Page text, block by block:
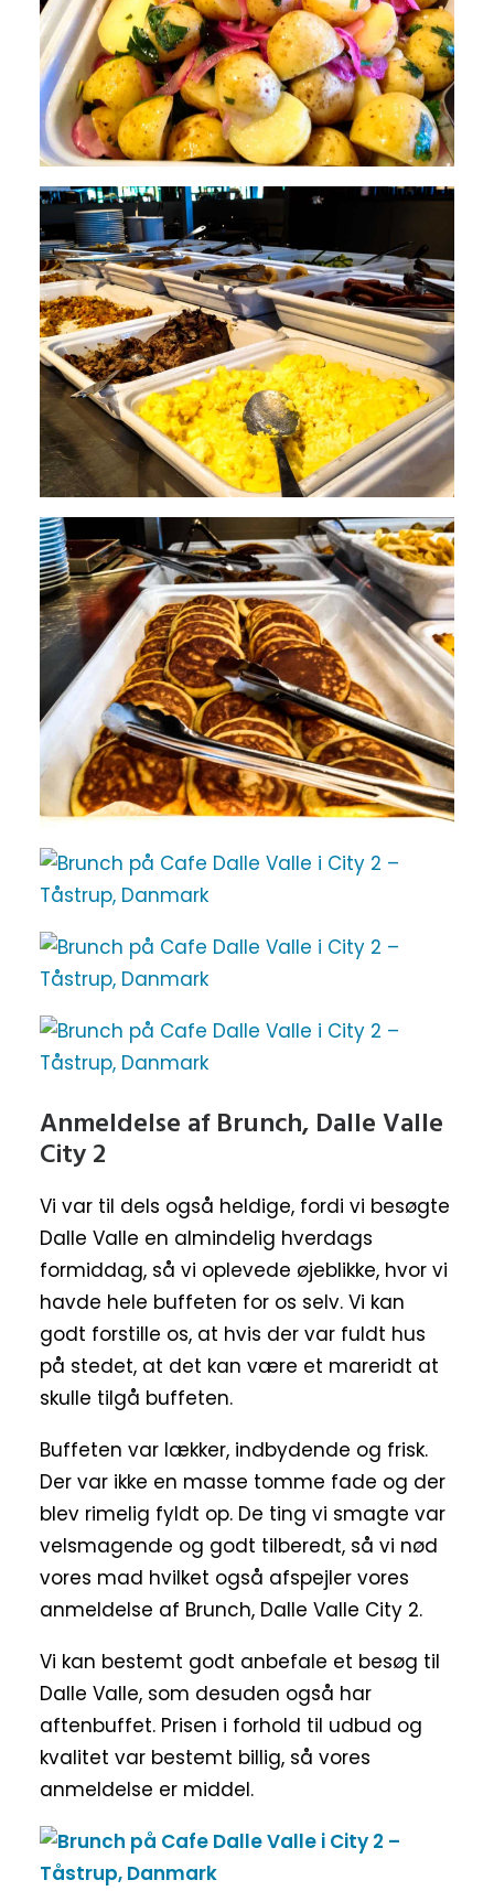
Anmeldelse af Brunch, Dalle Valle
City 2
Vi var til dels også heldige, fordi vi besøgte
Dalle Valle en almindelig hverdags
formiddag, så vi oplevede øjeblikke, hvor vi
havde hele buffeten for os selv. Vi kan
godt forstille os, at hvis der var fuldt hus
på stedet, at det kan være et mareridt at
skulle tilgå buffeten.
Buffeten var lækker, indbydende og frisk.
Der var ikke en masse tomme fade og der
blev rimelig fyldt op. De ting vi smagte var
velsmagende og godt tilberedt, så vi nød
vores mad hvilket også afspejler vores
anmeldelse af Brunch, Dalle Valle City 2.
Vi kan bestemt godt anbefale et besøg til
Dalle Valle, som desuden også har
aftenbuffet. Prisen i forhold til udbud og
kvalitet var bestemt billig, så vores
anmeldelse er middel.